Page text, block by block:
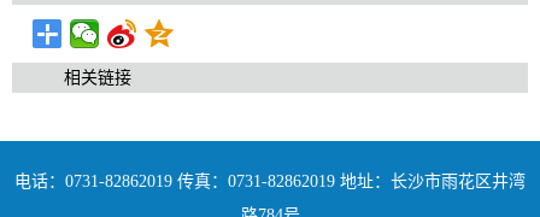
相关链接
电话：0731-82862019 传真：0731-82862019 地址：长沙市雨花区井湾